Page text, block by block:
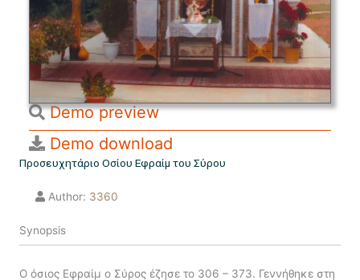
Demo preview
Demo download
Προσευχητάριο Οσίου Εφραίμ του Σύρου
Author: 3360
Synopsis
Ο όσιος Εφραίμ ο Σύρος έζησε το 306 – 373. Γεννήθηκε στη